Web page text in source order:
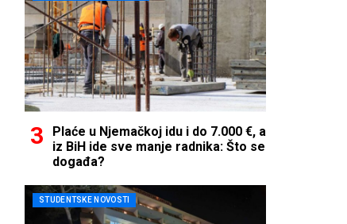
Plaće u Njemačkoj idu i do 7.000 €, a
iz BiH ide sve manje radnika: Što se
događa?
STUDENTSKE NOVOSTI